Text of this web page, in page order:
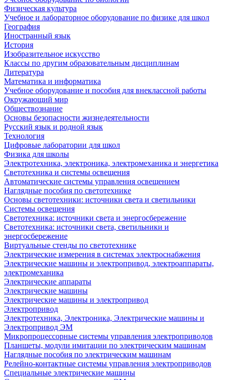
Физическая культура
Учебное и лабораторное оборудование по физике для школ
География
Иностранный язык
История
Изобразительное искусство
Классы по другим образовательным дисциплинам
Литература
Математика и информатика
Учебное оборудование и пособия для внеклассной работы
Окружающий мир
Обществознание
Основы безопасности жизнедеятельности
Русский язык и родной язык
Технология
Цифровые лаборатории для школ
Физика для школы
Электротехника, электроника, электромеханика и энергетика
Светотехника и системы освещения
Автоматические системы управления освещением
Наглядные пособия по светотехнике
Основы светотехники: источники света и светильники
Системы освещения
Светотехника: источники света и энергосбережение
Светотехника: источники света, светильники и
энергосбережение
Виртуальные стенды по светотехнике
Электрические измерения в системах электроснабжения
Электрические машины и электропривод, электроаппараты,
электромеханика
Электрические аппараты
Электрические машины
Электрические машины и электропривод
Электропривод
Электротехника, Электроника, Электрические машины и
Электропривод ЭМ
Микропроцессорные системы управления электроприводов
Планшеты, модули имитации по электрическим машинам
Наглядные пособия по электрическим машинам
Релейно-контактные системы управления электроприводов
Специальные электрические машины